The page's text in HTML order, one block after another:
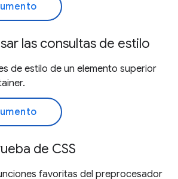
las consultas de estilo
de estilo de un elemento superior
de CSS
favoritas del preprocesador